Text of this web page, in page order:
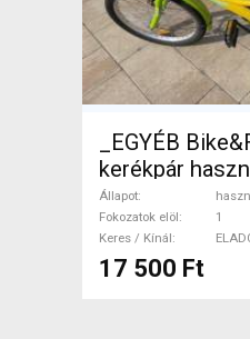
_EGYÉB
kerékpár
Állapot
Fokozatok elöl
1
Keres / Kínál
17 500 Ft